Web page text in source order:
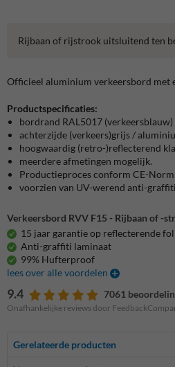
Rijbaan of rijstrook uitsluitend ten
Officieel aluminium verkeersbord met
Productspecificaties:
bordrand RAL5017 (verkeersblauw)
achterzijde (verkeers)grijs /
hoogwaardig (retro-)reflecterend
meerdere afmetingen mogelijk.
Productieproces conform CE-
voorzien van UV-werend anti-
Verkeersbord RVV F15 - Rijbaan of -
15 jaar garantie op reflecterende
Anti-graffiti laminaat
99% Hufterproof
lees over alle voordelen
9.4 7061
Onafhankelijke reviews door
Gerelateerde producten